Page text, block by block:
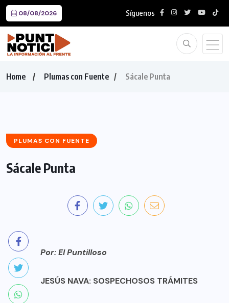
08/08/2026 Síguenos
Home Plumas con Fuente Sácale Punta
PLUMAS CON FUENTE
Sácale Punta
Por: El Puntilloso
JESÚS NAVA: SOSPECHOSOS TRÁMITES